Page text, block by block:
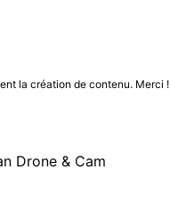
la création de contenu. Merci !
Drone & Cam